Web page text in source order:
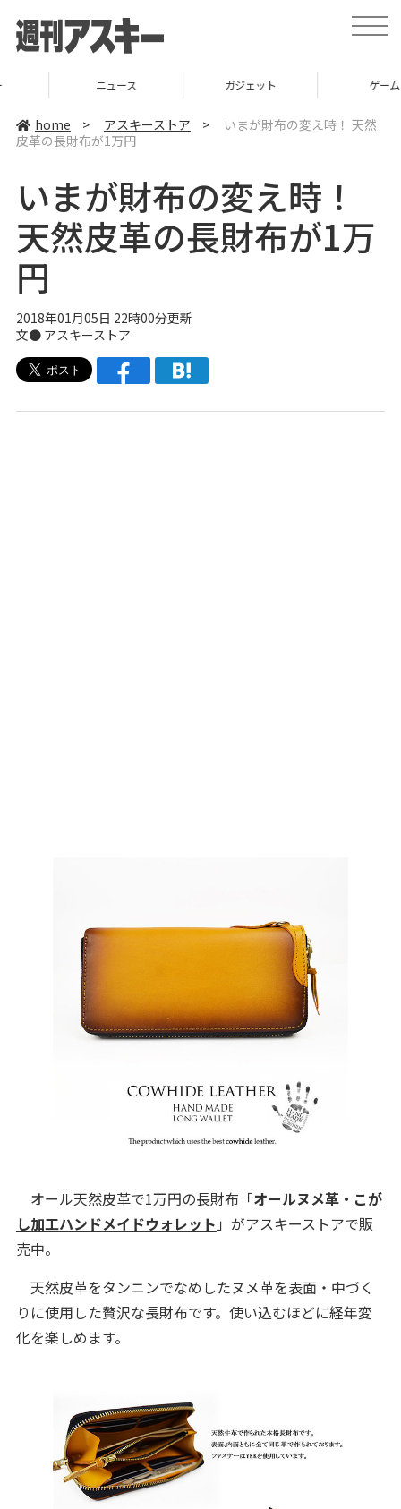
t
o
e
a
v
n
ガジェット
home > アスキーストア >
いまが財布の変え時！ 天然
皮革の長財布が1万円
いまが財布の変え時！
天然皮革の長財布が1万
円
2018年01月05日 22時00分更新
文● アスキーストア
オール天然皮革で1万円の長財布「オールヌメ革・こが
し加工ハンドメイドウォレット 」がアスキーストアで販
売中。
天然皮革をタンニンでなめしたヌメ革を表面・中づく
りに使用した贅沢な長財布です。使い込むほどに経年変
化を楽しめます。